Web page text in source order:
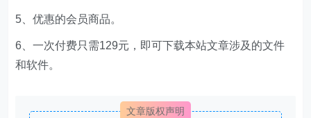
5、优惠的会员商品。
6、一次付费只需129元，即可下载本站文章涉及的文件
和软件。
文章版权声明